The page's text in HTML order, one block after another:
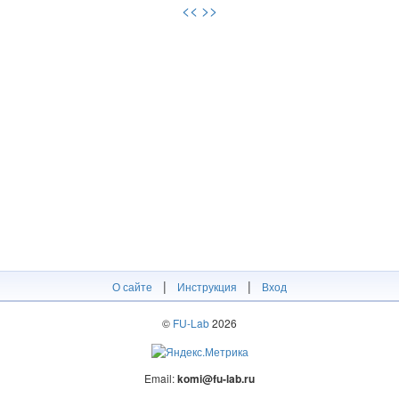
<< >>
О сайте | Инструкция | Вход
© FU-Lab2026
Email:komi@fu-lab.ru